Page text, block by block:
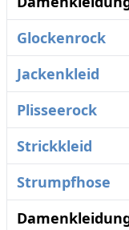
Glockenrock
Jackenkleid
Plisseerock
Strickkleid
Strumpfhose